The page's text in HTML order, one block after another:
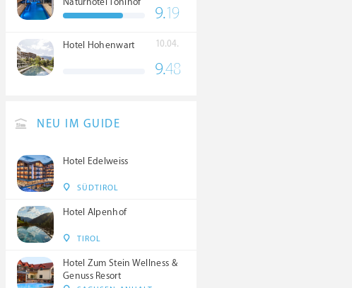
Naturhotel Tonihof
****S
9.19
Hotel Hohenwart 10.04.
9.48
NEU IM GUIDE
Hotel Edelweiss
SÜDTIROL
Hotel Alpenhof
TIROL
Hotel Zum Stein Wellness &
Genuss Resort